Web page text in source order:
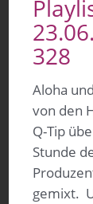
328
Aloha
von den
Q-Tip
Stunde
gemixt.